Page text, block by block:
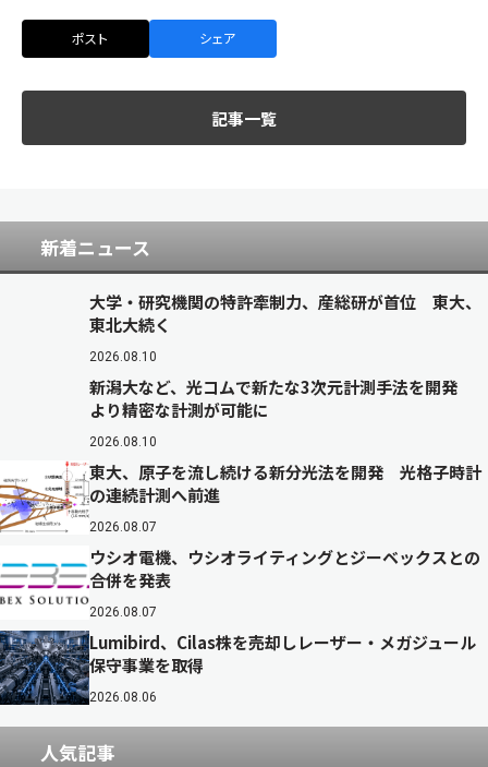
ポスト シェア
記事一覧
新着ニュース
大学・研究機関の特許牽制力、産総研が首位 東大、
東北大続く
2026.08.10
新潟大など、光コムで新たな3次元計測手法を開発
より精密な計測が可能に
2026.08.10
東大、原子を流し続ける新分光法を開発 光格子時計
の連続計測へ前進
2026.08.07
ウシオ電機、ウシオライティングとジーベックスとの
合併を発表
2026.08.07
Lumibird、Cilas株を売却しレーザー・メガジュール
保守事業を取得
2026.08.06
人気記事